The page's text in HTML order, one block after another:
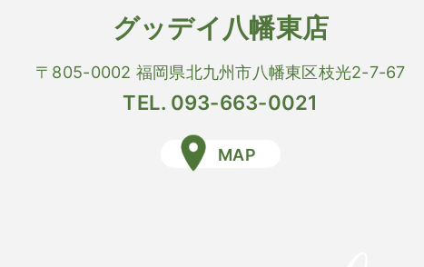
グッデイ八幡東店
〒805-0002 福岡県北九州市八幡東区枝光2-7-67
TEL. 093-663-0021
MAP